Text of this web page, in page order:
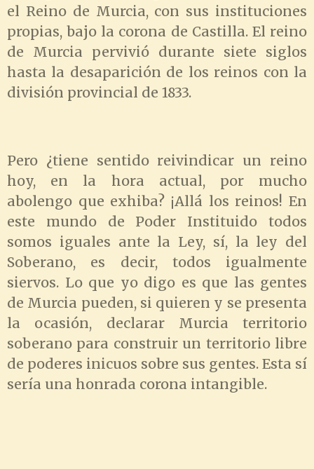
el Reino de Murcia, con sus instituciones
propias, bajo la corona de Castilla. El reino
de Murcia pervivió durante siete siglos
hasta la desaparición de los reinos con la
división provincial de 1833.
Pero ¿tiene sentido reivindicar un reino
hoy, en la hora actual, por mucho
abolengo que exhiba? ¡Allá los reinos! En
este mundo de Poder Instituido todos
somos iguales ante la Ley, sí, la ley del
Soberano, es decir, todos igualmente
siervos. Lo que yo digo es que las gentes
de Murcia pueden, si quieren y se presenta
la ocasión, declarar Murcia territorio
soberano para construir un territorio libre
de poderes inicuos sobre sus gentes. Esta sí
sería una honrada corona intangible.